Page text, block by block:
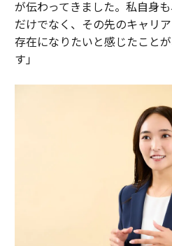
が伝わってきました。私自身
だけでなく、その先のキャリ
存在になりたいと感じたこと
す」